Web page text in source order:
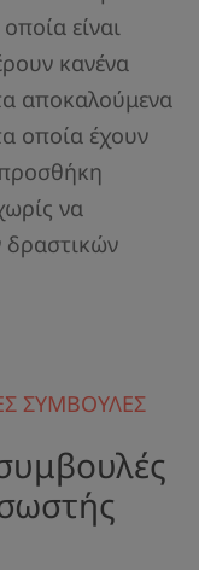
είναι
κανένα
αποκαλούμενα
οποία έχουν
να
δραστικών
ΣΥΜΒΟΥΛΕΣ